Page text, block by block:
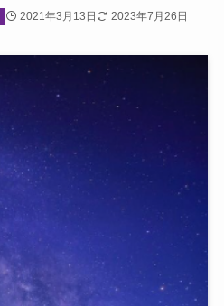
2021年3月13日 2023年7月26日